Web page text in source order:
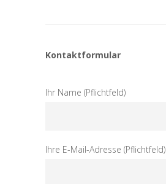
Kontaktformular
Ihr Name (Pflichtfeld)
Ihre E-Mail-Adresse (Pflichtfeld)